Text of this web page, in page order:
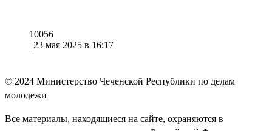
10056
| 23 мая 2025 в 16:17
© 2024 Министерство Чеченской Республики по делам
молодежи
Все материалы, находящиеся на сайте, охраняются в